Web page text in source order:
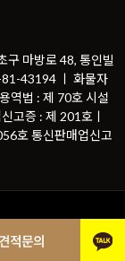
구 마방로 48, 통인빌
43194 ㅣ 화물자
역법 : 제 70호 시설
고증 : 제 201호ㅣ
호 통신판매업신고
카카